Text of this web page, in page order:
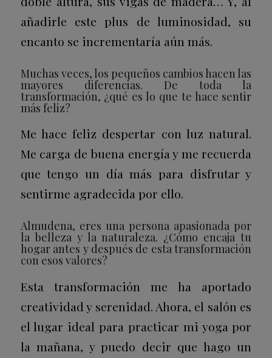
añadirle este plus de luminosidad, su
encanto se incrementaría aún más.
Muchas veces, los pequeños cambios hacen las
mayores diferencias. De toda la
transformación, ¿qué es lo que te hace sentir
más feliz?
Me hace feliz despertar con luz natural.
Me carga de buena energía y me recuerda
que tengo un día más para disfrutar y
sentirme agradecida por ello.
Almudena, eres una persona apasionada por
la belleza y la naturaleza. ¿Cómo encaja tu
hogar antes y después de esta transformación
con esos valores?
Esta transformación me ha aportado
creatividad y serenidad. Ahora, el salón es
el lugar ideal para practicar mi yoga por
la mañana, y puedo decir que hago un